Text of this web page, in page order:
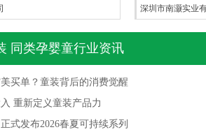
深圳市南灏实业
同类孕婴童行业资讯
买单？童装背后的消费觉醒
重新定义童装产品力
式发布2026春夏可持续系列